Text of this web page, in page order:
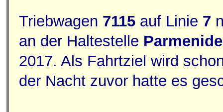
Triebwagen 7115 auf Linie 7
an der Haltestelle Parmenide
2017. Als Fahrtziel wird
der Nacht zuvor hatte es